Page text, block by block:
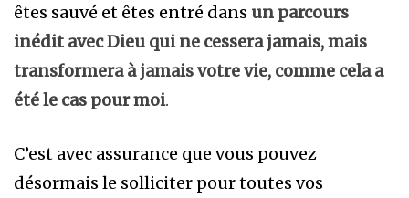
êtes sauvé et êtes entré dans un parcours
inédit avec Dieu qui ne cessera jamais, mais
transformera à jamais votre vie, comme cela a
été le cas pour moi.
C’est avec assurance que vous pouvez
désormais le solliciter pour toutes vos